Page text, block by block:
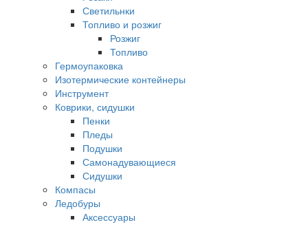
Светильнки
Топливо и розжиг
Розжиг
Топливо
Гермоупаковка
Изотермические контейнеры
Инструмент
Коврики, сидушки
Пенки
Пледы
Подушки
Самонадувающиеся
Сидушки
Компасы
Ледобуры
Аксессуары